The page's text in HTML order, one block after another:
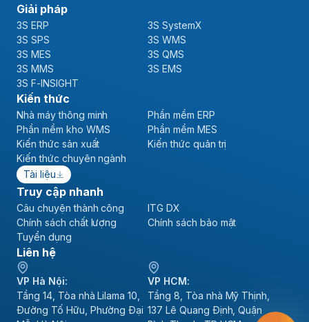
Giải pháp
3S ERP
3S SystemX
3S SPS
3S WMS
3S MES
3S QMS
3S MMS
3S EMS
3S F-INSIGHT
Kiến thức
Nhà máy thông minh
Phần mềm ERP
Phần mềm kho WMS
Phần mềm MES
Kiến thức sản xuất
Kiến thức quản trị
Kiến thức chuyên ngành
Tài liệu
Truy cập nhanh
Câu chuyện thành công
ITG DX
Chính sách chất lượng
Chính sách bảo mật
Tuyển dụng
Liên hệ
VP Hà Nội:
Tầng 14, Tòa nhà Lilama 10,
Đường Tố Hữu, Phường Đại
VP HCM:
Tầng 8, Tòa nhà Mỹ Thịnh,
137 Lê Quang Định, Quận